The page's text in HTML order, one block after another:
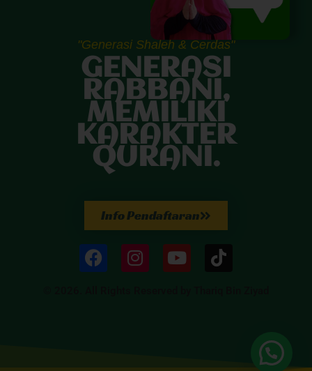
"Generasi Shaleh & Cerdas"
GENERASI
RABBANI,
MEMILIKI
KARAKTER
QURANI.
Info Pendaftaran